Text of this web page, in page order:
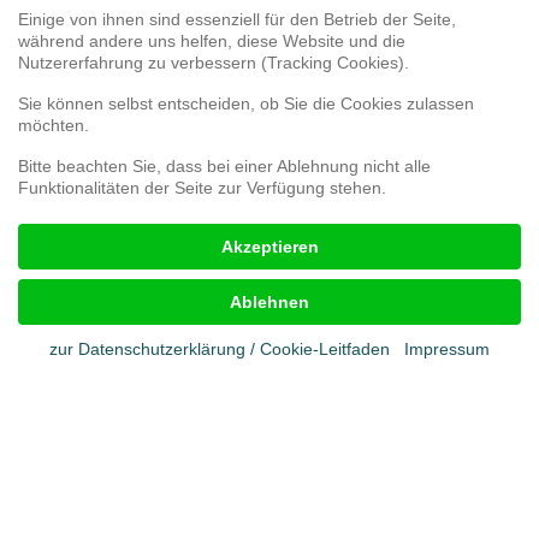
Webshop
Umfrage 3D-Druck
Umfrage zur Kundenzufriedenheit
Reklamationsformular
Impressum
Cookies
Datenschutz
Einige von ihnen sind essenziell für den Betrieb der Seite,
während andere uns helfen, diese Website und die
Nutzererfahrung zu verbessern (Tracking Cookies).
Sie können selbst entscheiden, ob Sie die Cookies zulassen
möchten.
Bitte beachten Sie, dass bei einer Ablehnung nicht alle
Funktionalitäten der Seite zur Verfügung stehen.
Akzeptieren
Ablehnen
zur Datenschutzerklärung / Cookie-Leitfaden Impressum